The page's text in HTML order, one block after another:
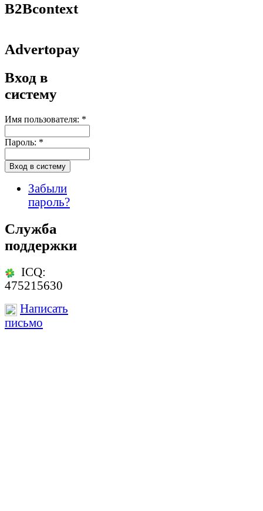
B2Bcontext
Advertopay
Вход в
систему
Имя пользователя: *
Пароль: *
Забыли
пароль?
Служба
поддержки
ICQ:
475215630
Написать
письмо